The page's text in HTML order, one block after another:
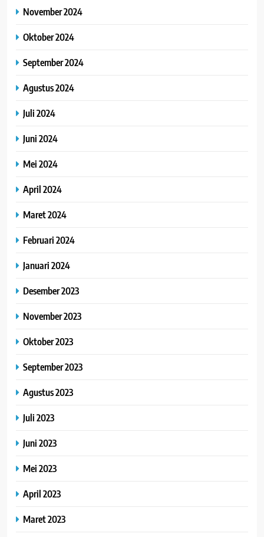
November 2024
Oktober 2024
September 2024
Agustus 2024
Juli 2024
Juni 2024
Mei 2024
April 2024
Maret 2024
Februari 2024
Januari 2024
Desember 2023
November 2023
Oktober 2023
September 2023
Agustus 2023
Juli 2023
Juni 2023
Mei 2023
April 2023
Maret 2023